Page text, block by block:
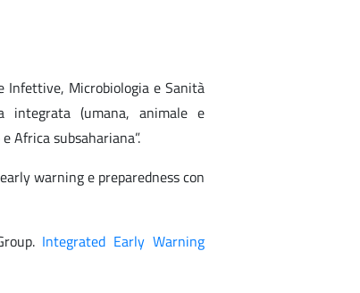
Infettive, Microbiologia e Sanità
integrata (umana, animale e
Africa subsahariana”.
warning e preparedness con
Integrated Early Warning